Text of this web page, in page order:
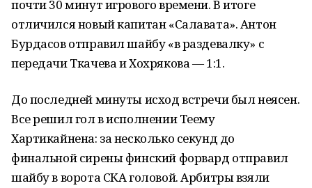
почти 30 минут игрового времени. В итоге
отличился новый капитан «Салавата». Антон
Бурдасов отправил шайбу «в раздевалку» с
передачи Ткачева и Хохрякова — 1:1.
До последней минуты исход встречи был неясен.
Все решил гол в исполнении Теему
Хартикайнена: за несколько секунд до
финальной сирены финский форвард отправил
шайбу в ворота СКА головой. Арбитры взяли